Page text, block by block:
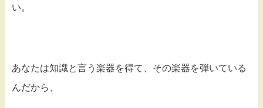
い。
あなたは知識と言う楽器を得て、その楽器を弾いている
んだから、